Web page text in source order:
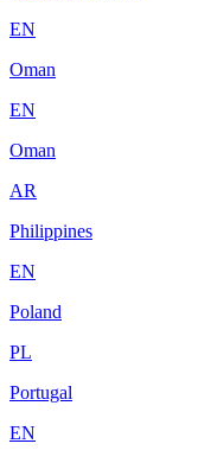
EN
Oman
EN
Oman
AR
Philippines
EN
Poland
PL
Portugal
EN